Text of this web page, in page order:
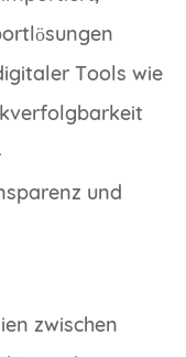
Tools wie
und
zwischen